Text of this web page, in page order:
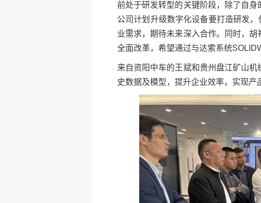
前处于研发转型的关键阶段，除了自
公司计划升级数字化设备要打造研发
业需求，期待未来深入合作。同时，
全面改革，希望通过与达索系统
来自资阳中车的王斌和贵州盘江矿山
史数据及模型，提升企业效率，实现产